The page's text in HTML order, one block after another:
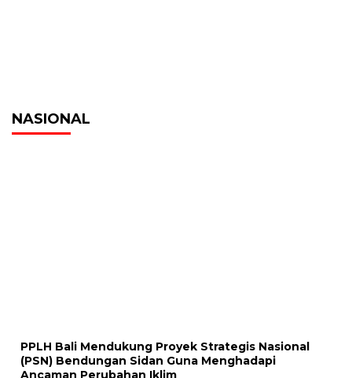
NASIONAL
PPLH Bali Mendukung Proyek Strategis Nasional
(PSN) Bendungan Sidan Guna Menghadapi
Ancaman Perubahan Iklim